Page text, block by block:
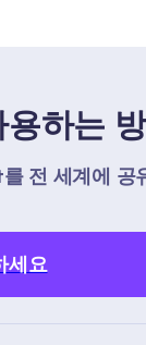
하는
전 세계에 공
세요